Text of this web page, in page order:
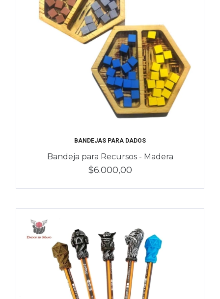
BANDEJAS PARA DADOS
Bandeja para Recursos - Madera
$6.000,00